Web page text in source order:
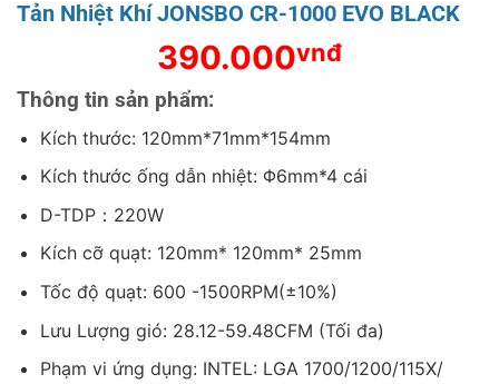
Tản Nhiệt Khí JONSBO CR-1000 EVO BLACK
390.000vnđ
Thông tin sản phẩm:
Kích thước: 120mm*71mm*154mm
Kích thước ống dẫn nhiệt: Φ6mm*4 cái
D-TDP：220W
Kích cỡ quạt: 120mm* 120mm* 25mm
Tốc độ quạt: 600 -1500RPM(±10%)
Lưu Lượng gió: 28.12-59.48CFM (Tối đa)
Phạm vi ứng dụng: INTEL: LGA 1700/1200/115X/